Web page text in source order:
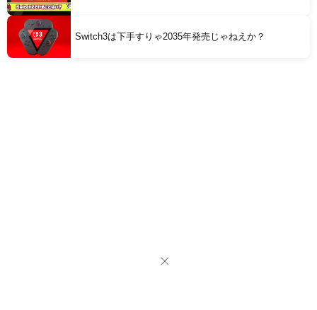
Switch3は下手すりゃ2035年発売じゃねえか？